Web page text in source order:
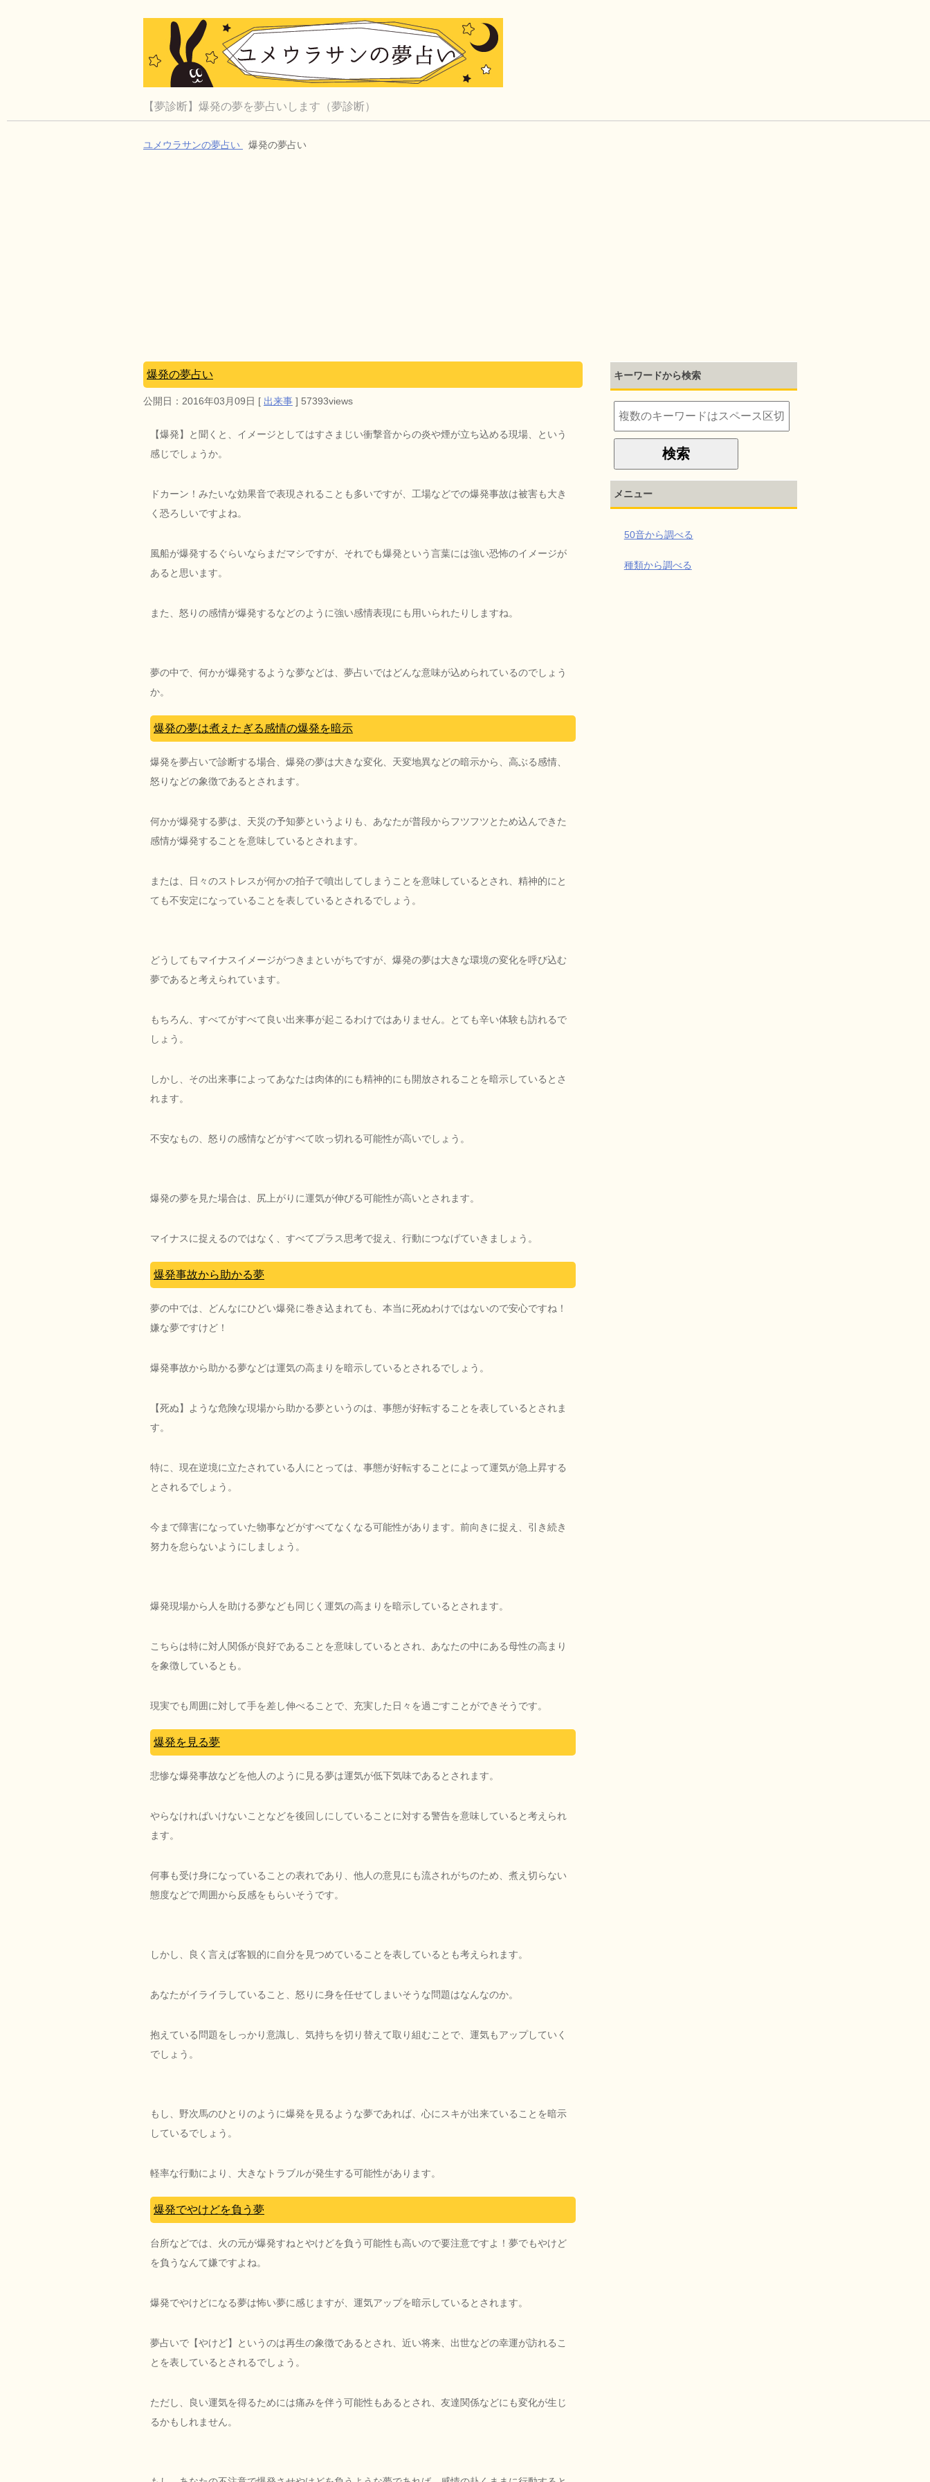
【夢診断】爆発の夢を夢占いします（夢診断）
ユメウラサンの夢占い 爆発の夢占い
爆発の夢占い
公開日： 2016年03月09日 [ 出来事 ] 57393views
【爆発】と聞くと、イメージとしてはすさまじい衝撃音からの炎や煙が立ち込める現場、という
感じでしょうか。
ドカーン！みたいな効果音で表現されることも多いですが、工場などでの爆発事故は被害も大き
く恐ろしいですよね。
風船が爆発するぐらいならまだマシですが、それでも爆発という言葉には強い恐怖のイメージが
あると思います。
また、怒りの感情が爆発するなどのように強い感情表現にも用いられたりしますね。
夢の中で、何かが爆発するような夢などは、夢占いではどんな意味が込められているのでしょう
か。
爆発の夢は煮えたぎる感情の爆発を暗示
爆発を夢占いで診断する場合、爆発の夢は大きな変化、天変地異などの暗示から、高ぶる感情、
怒りなどの象徴であるとされます。
何かが爆発する夢は、天災の予知夢というよりも、あなたが普段からフツフツとため込んできた
感情が爆発することを意味しているとされます。
または、日々のストレスが何かの拍子で噴出してしまうことを意味しているとされ、精神的にと
ても不安定になっていることを表しているとされるでしょう。
どうしてもマイナスイメージがつきまといがちですが、爆発の夢は大きな環境の変化を呼び込む
夢であると考えられています。
もちろん、すべてがすべて良い出来事が起こるわけではありません。とても辛い体験も訪れるで
しょう。
しかし、その出来事によってあなたは肉体的にも精神的にも開放されることを暗示しているとさ
れます。
不安なもの、怒りの感情などがすべて吹っ切れる可能性が高いでしょう。
爆発の夢を見た場合は、尻上がりに運気が伸びる可能性が高いとされます。
マイナスに捉えるのではなく、すべてプラス思考で捉え、行動につなげていきましょう。
爆発事故から助かる夢
夢の中では、どんなにひどい爆発に巻き込まれても、本当に死ぬわけではないので安心ですね！
嫌な夢ですけど！
爆発事故から助かる夢などは運気の高まりを暗示しているとされるでしょう。
【死ぬ】ような危険な現場から助かる夢というのは、事態が好転することを表しているとされま
す。
特に、現在逆境に立たされている人にとっては、事態が好転することによって運気が急上昇する
とされるでしょう。
今まで障害になっていた物事などがすべてなくなる可能性があります。前向きに捉え、引き続き
努力を怠らないようにしましょう。
爆発現場から人を助ける夢なども同じく運気の高まりを暗示しているとされます。
こちらは特に対人関係が良好であることを意味しているとされ、あなたの中にある母性の高まり
を象徴しているとも。
現実でも周囲に対して手を差し伸べることで、充実した日々を過ごすことができそうです。
爆発を見る夢
悲惨な爆発事故などを他人のように見る夢は運気が低下気味であるとされます。
やらなければいけないことなどを後回しにしていることに対する警告を意味していると考えられ
ます。
何事も受け身になっていることの表れであり、他人の意見にも流されがちのため、煮え切らない
態度などで周囲から反感をもらいそうです。
しかし、良く言えば客観的に自分を見つめていることを表しているとも考えられます。
あなたがイライラしていること、怒りに身を任せてしまいそうな問題はなんなのか。
抱えている問題をしっかり意識し、気持ちを切り替えて取り組むことで、運気もアップしていく
でしょう。
もし、野次馬のひとりのように爆発を見るような夢であれば、心にスキが出来ていることを暗示
しているでしょう。
軽率な行動により、大きなトラブルが発生する可能性があります。
爆発でやけどを負う夢
台所などでは、火の元が爆発すねとやけどを負う可能性も高いので要注意ですよ！夢でもやけど
を負うなんて嫌ですよね。
爆発でやけどになる夢は怖い夢に感じますが、運気アップを暗示しているとされます。
夢占いで【やけど】というのは再生の象徴であるとされ、近い将来、出世などの幸運が訪れるこ
とを表しているとされるでしょう。
ただし、良い運気を得るためには痛みを伴う可能性もあるとされ、友達関係などにも変化が生じ
るかもしれません。
キーワードから検索
メニュー
50音から調べる
種類から調べる